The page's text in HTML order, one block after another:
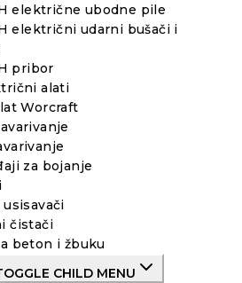
električne ubodne pile
električni udarni bušači i
pribor
alati
Worcraft
za bojanje
čistači
beton i žbuku
CHILD MENU